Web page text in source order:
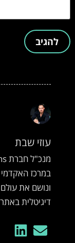
עוזי שבת
במרכז האקדמי
ונושם את
דיגיטלית